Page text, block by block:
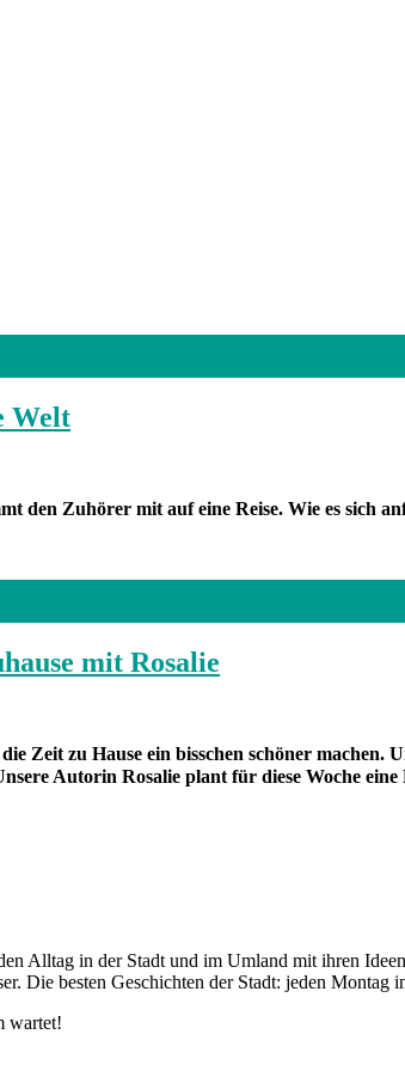
Welt
den Zuhörer mit auf eine Reise. Wie es sich
mit Rosalie
Zeit zu Hause ein bisschen schöner
Autorin Rosalie plant für diese Woche
Alltag in der Stadt und im Umland mit ihren
Die besten Geschichten der Stadt: jeden Montag
wartet!